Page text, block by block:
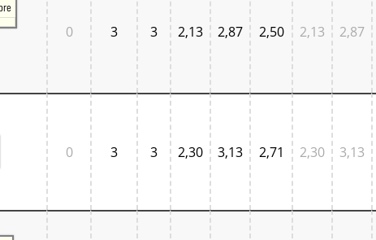
0 3 3 2,13 2,87 2,50 2,13 2,87
0 3 3 2,30 3,13 2,71 2,30 3,13